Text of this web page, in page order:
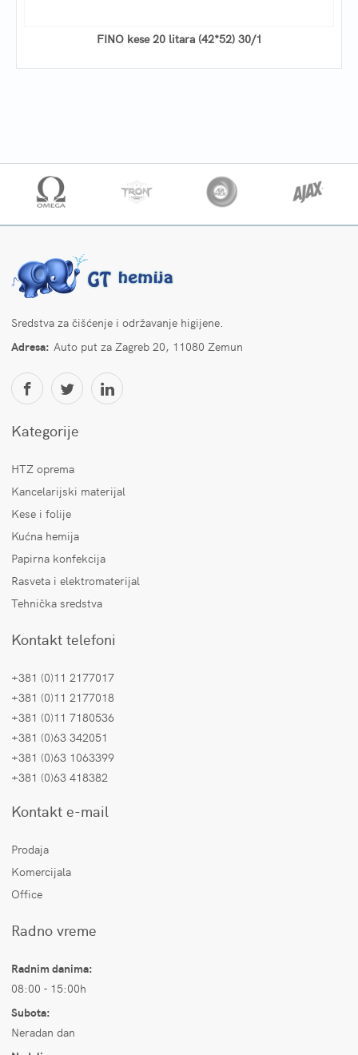
FINO kese 20 litara (42*52) 30/1
Sredstva za čišćenje i održavanje higijene.
Adresa: Auto put za Zagreb 20, 11080 Zemun
Kategorije
HTZ oprema
Kancelarijski materijal
Kese i folije
Kućna hemija
Papirna konfekcija
Rasveta i elektromaterijal
Tehnička sredstva
Kontakt telefoni
+381 (0)11 2177017
+381 (0)11 2177018
+381 (0)11 7180536
+381 (0)63 342051
+381 (0)63 1063399
+381 (0)63 418382
Kontakt e-mail
Prodaja
Komercijala
Office
Radno vreme
Radnim danima:
08:00 - 15:00h
Subota:
Neradan dan